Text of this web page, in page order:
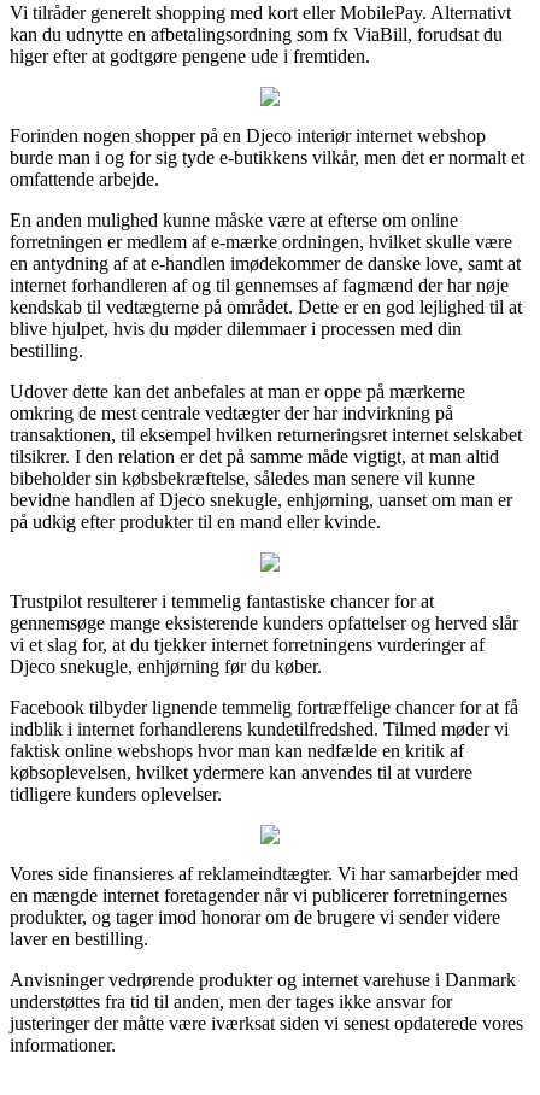
Vi tilråder generelt shopping med kort eller MobilePay. Alternativt
kan du udnytte en afbetalingsordning som fx ViaBill, forudsat du
higer efter at godtgøre pengene ude i fremtiden.
Forinden nogen shopper på en Djeco interiør internet webshop
burde man i og for sig tyde e-butikkens vilkår, men det er normalt et
omfattende arbejde.
En anden mulighed kunne måske være at efterse om online
forretningen er medlem af e-mærke ordningen, hvilket skulle være
en antydning af at e-handlen imødekommer de danske love, samt at
internet forhandleren af og til gennemses af fagmænd der har nøje
kendskab til vedtægterne på området. Dette er en god lejlighed til at
blive hjulpet, hvis du møder dilemmaer i processen med din
bestilling.
Udover dette kan det anbefales at man er oppe på mærkerne
omkring de mest centrale vedtægter der har indvirkning på
transaktionen, til eksempel hvilken returneringsret internet selskabet
tilsikrer. I den relation er det på samme måde vigtigt, at man altid
bibeholder sin købsbekræftelse, således man senere vil kunne
bevidne handlen af Djeco snekugle, enhjørning, uanset om man er
på udkig efter produkter til en mand eller kvinde.
Trustpilot resulterer i temmelig fantastiske chancer for at
gennemsøge mange eksisterende kunders opfattelser og herved slår
vi et slag for, at du tjekker internet forretningens vurderinger af
Djeco snekugle, enhjørning før du køber.
Facebook tilbyder lignende temmelig fortræffelige chancer for at få
indblik i internet forhandlerens kundetilfredshed. Tilmed møder vi
faktisk online webshops hvor man kan nedfælde en kritik af
købsoplevelsen, hvilket ydermere kan anvendes til at vurdere
tidligere kunders oplevelser.
Vores side finansieres af reklameindtægter. Vi har samarbejder med
en mængde internet foretagender når vi publicerer forretningernes
produkter, og tager imod honorar om de brugere vi sender videre
laver en bestilling.
Anvisninger vedrørende produkter og internet varehuse i Danmark
understøttes fra tid til anden, men der tages ikke ansvar for
justeringer der måtte være iværksat siden vi senest opdaterede vores
informationer.